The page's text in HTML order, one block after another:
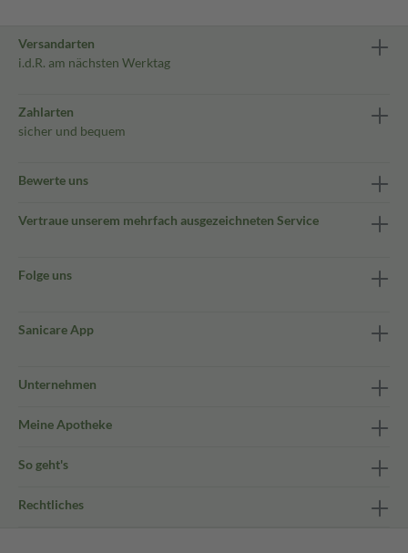
Versandarten
i.d.R. am nächsten Werktag
Zahlarten
sicher und bequem
Bewerte uns
Vertraue unserem mehrfach ausgezeichneten Service
Folge uns
Sanicare App
Unternehmen
Meine Apotheke
So geht's
Rechtliches